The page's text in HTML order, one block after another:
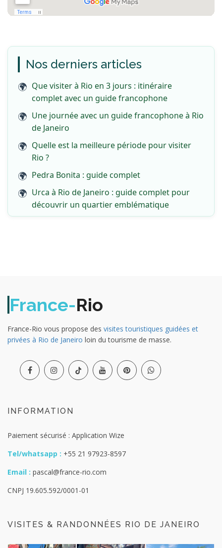
Nos derniers articles
Que visiter à Rio en 3 jours : itinéraire
complet avec un guide francophone
Une journée avec un guide francophone à Rio
de Janeiro
Quelle est la meilleure période pour visiter
Rio ?
Pedra Bonita : guide complet
Urca à Rio de Janeiro : guide complet pour
découvrir un quartier emblématique
France-Rio
France-Rio vous propose des visites touristiques guidées et
privées à Rio de Janeiro loin du tourisme de masse.
INFORMATION
Paiement sécurisé : Application Wize
Tel/whatsapp : +55 21 97923-8597
Email : pascal@france-rio.com
CNPJ 19.605.592/0001-01
VISITES & RANDONNÉES RIO DE JANEIRO